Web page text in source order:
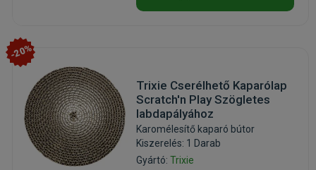
-20%
Trixie Cserélhető Kaparólap
Scratch'n Play Szögletes
labdapályához
Karomélesítő kaparó bútor
Kiszerelés: 1 Darab
Gyártó: Trixie